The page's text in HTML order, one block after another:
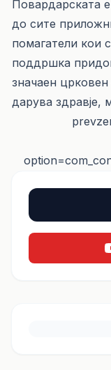
Повардарската
до сите
помагатели кои
поддршка
значаен црковен
дарува здравје,